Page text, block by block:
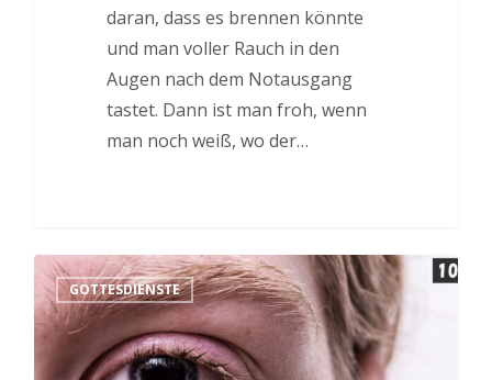
daran, dass es brennen könnte
und man voller Rauch in den
Augen nach dem Notausgang
tastet. Dann ist man froh, wenn
man noch weiß, wo der…
GOTTESDIENSTE